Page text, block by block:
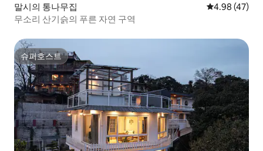
말시의 통나무집 평점 4.98점(5
4.98 (47)
무소리 산기슭의 푸른 자연 구역
슈퍼호스트
슈퍼호스트